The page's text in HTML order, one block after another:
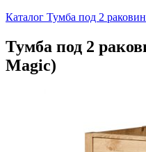
Каталог Тумба под 2
Тумба под 2
Magic)